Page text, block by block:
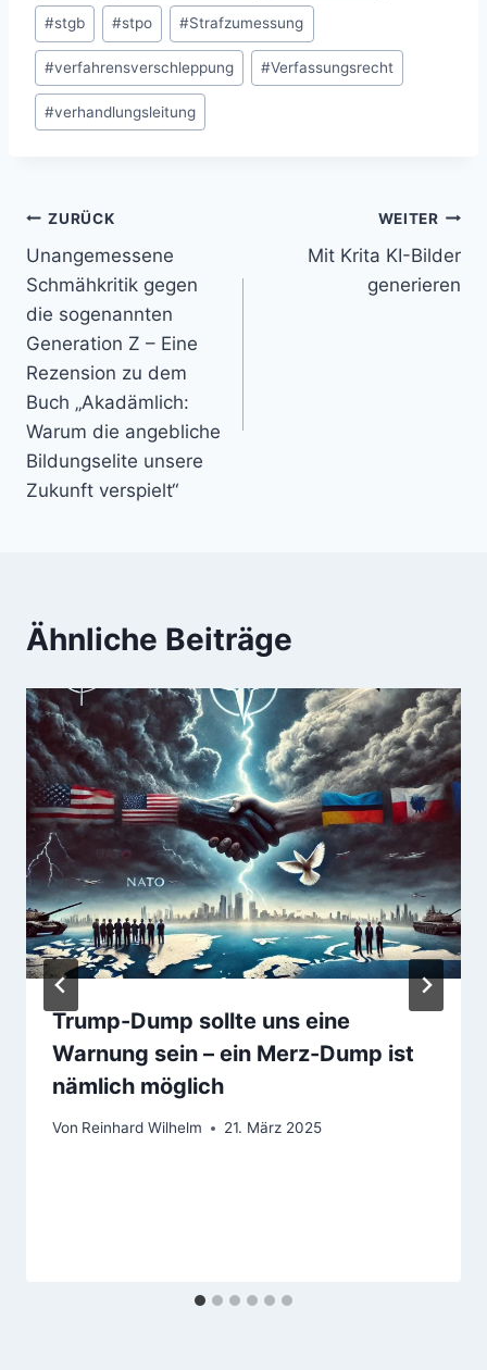
#stgb #stpo #Strafzumessung
#verfahrensverschleppung #Verfassungsrecht
#verhandlungsleitung
Beitragsnavigation
ZURÜCK
Unangemessene
Schmähkritik gegen
die sogenannten
Generation Z – Eine
Rezension zu dem
Buch „Akadämlich:
Warum die angebliche
Bildungselite unsere
Zukunft verspielt“
WEITER
Mit Krita KI-Bilder
generieren
Ähnliche Beiträge
Trump-Dump sollte uns eine
Warnung sein – ein Merz-Dump ist
nämlich möglich
Von Reinhard Wilhelm 21. März 2025